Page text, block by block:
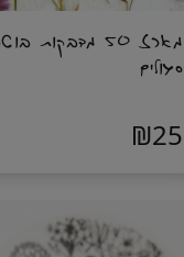
מארז 50 מדבקות
סגולים
₪25